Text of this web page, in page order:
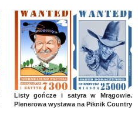
Listy gończe i satyra w Mrągowie.
Plenerowa wystawa na Piknik Country